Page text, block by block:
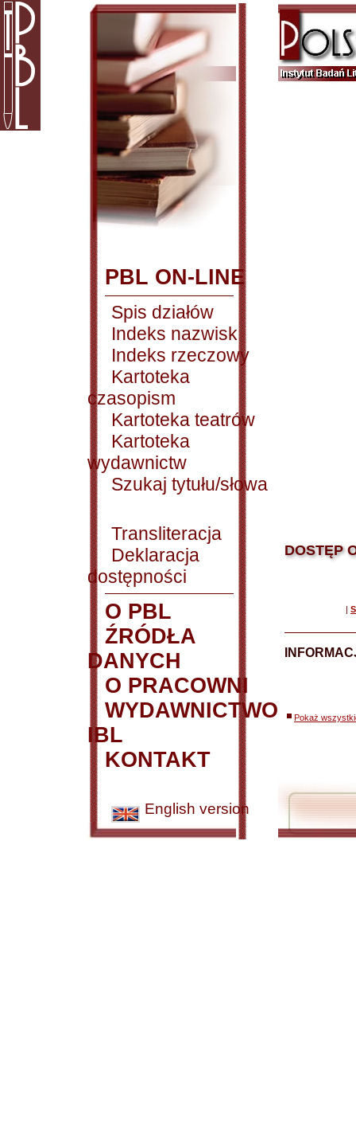
PBL ON-LINE
Spis działów
Indeks nazwisk
Indeks rzeczowy
Kartoteka
czasopism
Kartoteka teatrów
Kartoteka
wydawnictw
Szukaj tytułu/słowa
Transliteracja
Deklaracja
dostępności
O PBL
ŹRÓDŁA
DANYCH
O PRACOWNI
WYDAWNICTWO
IBL
KONTAKT
English version
DOSTĘP
|
Pokaż